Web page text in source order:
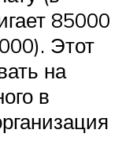
85000
Этот
на
в